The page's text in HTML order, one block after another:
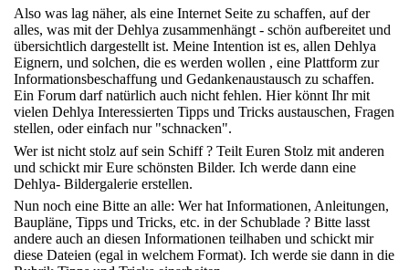
Also was lag näher, als eine Internet Seite zu schaffen, auf der
alles, was mit der Dehlya zusammenhängt - schön aufbereitet und
übersichtlich dargestellt ist. Meine Intention ist es, allen Dehlya
Eignern, und solchen, die es werden wollen , eine Plattform zur
Informationsbeschaffung und Gedankenaustausch zu schaffen.
Ein Forum darf natürlich auch nicht fehlen. Hier könnt Ihr mit
vielen Dehlya Interessierten Tipps und Tricks austauschen, Fragen
stellen, oder einfach nur "schnacken".
Wer ist nicht stolz auf sein Schiff ? Teilt Euren Stolz mit anderen
und schickt mir Eure schönsten Bilder. Ich werde dann eine
Dehlya- Bildergalerie erstellen.
Nun noch eine Bitte an alle: Wer hat Informationen, Anleitungen,
Baupläne, Tipps und Tricks, etc. in der Schublade ? Bitte lasst
andere auch an diesen Informationen teilhaben und schickt mir
diese Dateien (egal in welchem Format). Ich werde sie dann in die